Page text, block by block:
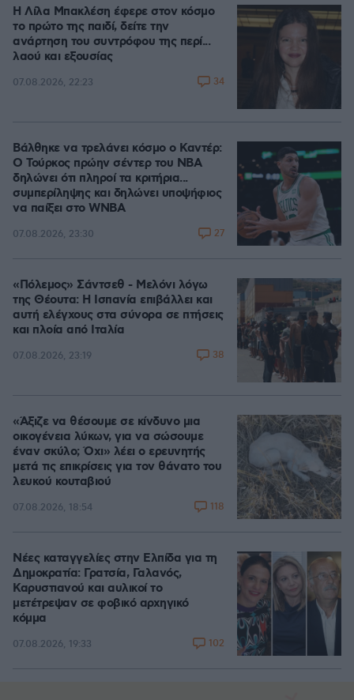
Η Λίλα Μπακλέση έφερε στον κόσμο
το πρώτο της παιδί, δείτε την
ανάρτηση του συντρόφου της περί...
λαού και εξουσίας
07.08.2026, 22:23 34
Βάλθηκε να τρελάνει κόσμο ο Καντέρ:
Ο Τούρκος πρώην σέντερ του NBA
δηλώνει ότι πληροί τα κριτήρια...
συμπερίληψης και δηλώνει υποψήφιος
να παίξει στο WNBA
07.08.2026, 23:30 27
«Πόλεμος» Σάντσεθ - Μελόνι λόγω
της Θέουτα: Η Ισπανία επιβάλλει και
αυτή ελέγχους στα σύνορα σε πτήσεις
και πλοία από Ιταλία
07.08.2026, 23:19 38
«Άξιζε να θέσουμε σε κίνδυνο μια
οικογένεια λύκων, για να σώσουμε
έναν σκύλο; Όχι» λέει ο ερευνητής
μετά τις επικρίσεις για τον θάνατο του
λευκού κουταβιού
07.08.2026, 18:54 118
Νέες καταγγελίες στην Ελπίδα για τη
Δημοκρατία: Γρατσία, Γαλανός,
Καρυστιανού και αυλικοί το
μετέτρεψαν σε φοβικό αρχηγικό
κόμμα
07.08.2026, 19:33 102